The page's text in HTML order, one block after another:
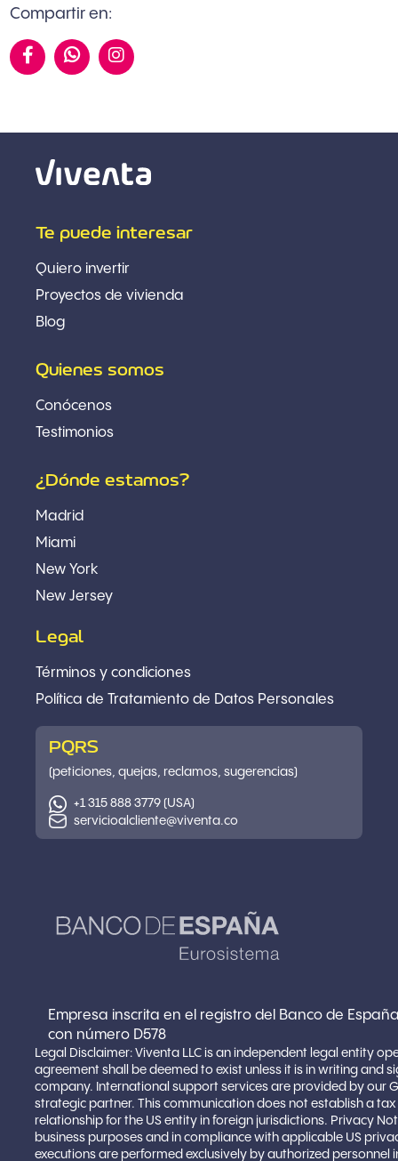
Compartir en:

Te puede interesar
Quiero invertir
Proyectos de vivienda
Blog
Quienes somos
Conócenos
Testimonios
¿Dónde estamos?
Madrid
Miami
New York
New Jersey
Legal
Términos y condiciones
Política de Tratamiento de Datos Personales
PQRS
(peticiones, quejas, reclamos, sugerencias)
+1 315 888 3779 (USA)
servicioalcliente@viventa.co
Empresa inscrita en el registro del Banco de
con número D578
Legal Disclaimer: Viventa LLC is an independent legal entity
agreement shall be deemed to exist unless it is in writing and
company. International support services are provided by our
strategic partner. This communication does not establish a
relationship for the US entity in foreign jurisdictions. Privacy
business purposes and in compliance with applicable US
executions are performed exclusively by authorized personnel